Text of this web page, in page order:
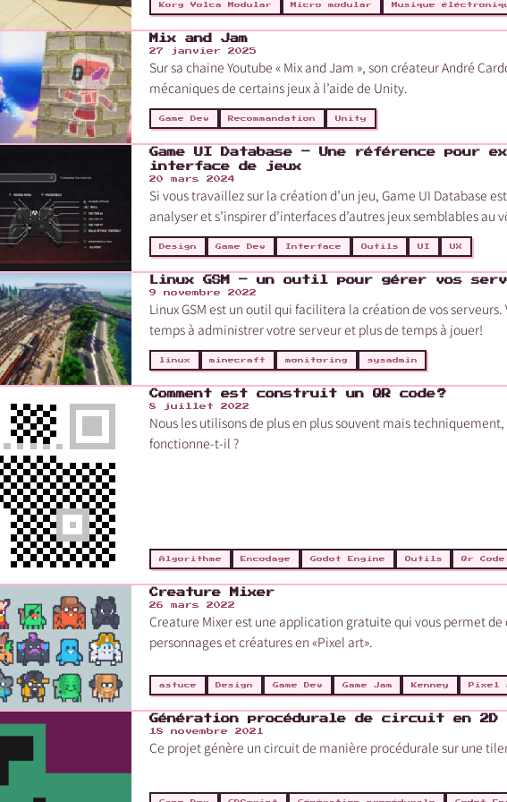
Korg Volca Modular Micro modular Musique
Mix and Jam
27 janvier 2025
Sur sa chaine Youtube « Mix and Jam », son créateur André
mécaniques de certains jeux à l’aide de Unity.
Game Dev Recommandation Unity
Game UI Database – Une référence pour
interface de jeux
20 mars 2024
Si vous travaillez sur la création d’un jeu, Game UI Database
analyser et s’inspirer d’interfaces d’autres jeux semblables au
Design Game Dev Interface Outils UX
Linux GSM – un outil pour gérer vos
9 novembre 2022
Linux GSM est un outil qui facilitera la création de vos serveurs.
temps à administrer votre serveur et plus de temps à jouer!
linux minecraft monitoring sysadmin
Comment est construit un QR code ?
8 juillet 2022
Nous les utilisons de plus en plus souvent mais
fonctionne-t-il ?
Algorithme Encodage Godot Engine Outils Qr Code
Creature Mixer
26 mars 2022
Creature Mixer est une application gratuite qui vous permet
personnages et créatures en «Pixel art».
astuce Design Game Dev Game Jam Kenney Pixel
Génération procédurale de circuit en 2D
18 novembre 2021
Ce projet génère un circuit de manière procédurale sur une
ｷﾒﾔｾｾ